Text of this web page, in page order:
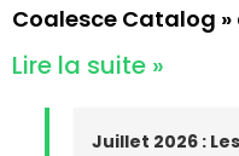
Coalesce Catalog
Lire la suite »
Juillet 2026 :